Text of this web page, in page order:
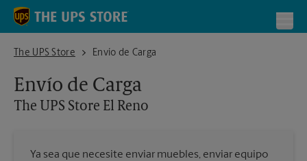
Skip to content
Return to Nav
The UPS Store
The UPS Store El RenoEnvío de Carga
Envío de Carga
The UPS Store El Reno
Ya sea que necesite enviar muebles, enviar equipo